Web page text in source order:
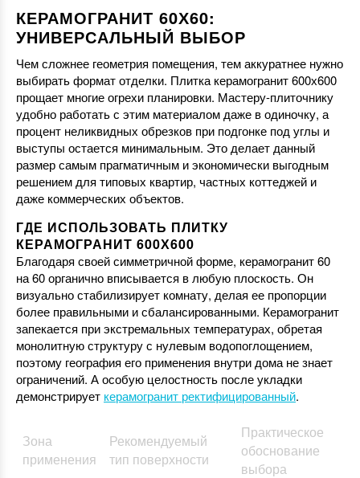
КЕРАМОГРАНИТ 60Х60:
УНИВЕРСАЛЬНЫЙ ВЫБОР
Чем сложнее геометрия помещения, тем аккуратнее нужно
выбирать формат отделки. Плитка керамогранит 600х600
прощает многие огрехи планировки. Мастеру-плиточнику
удобно работать с этим материалом даже в одиночку, а
процент неликвидных обрезков при подгонке под углы и
выступы остается минимальным. Это делает данный
размер самым прагматичным и экономически выгодным
решением для типовых квартир, частных коттеджей и
даже коммерческих объектов.
ГДЕ ИСПОЛЬЗОВАТЬ ПЛИТКУ
КЕРАМОГРАНИТ 600Х600
Благодаря своей симметричной форме, керамогранит 60
на 60 органично вписывается в любую плоскость. Он
визуально стабилизирует комнату, делая ее пропорции
более правильными и сбалансированными. Керамогранит
запекается при экстремальных температурах, обретая
монолитную структуру с нулевым водопоглощением,
поэтому география его применения внутри дома не знает
ограничений. А особую целостность после укладки
демонстрирует керамогранит ректифицированный.
Зона
применения
Рекомендуемый
тип поверхности
Практическое
обоснование
выбора